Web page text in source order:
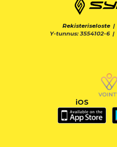
Rekisteriseloste |
Y-tunnus: 3554102-6 |
iOS